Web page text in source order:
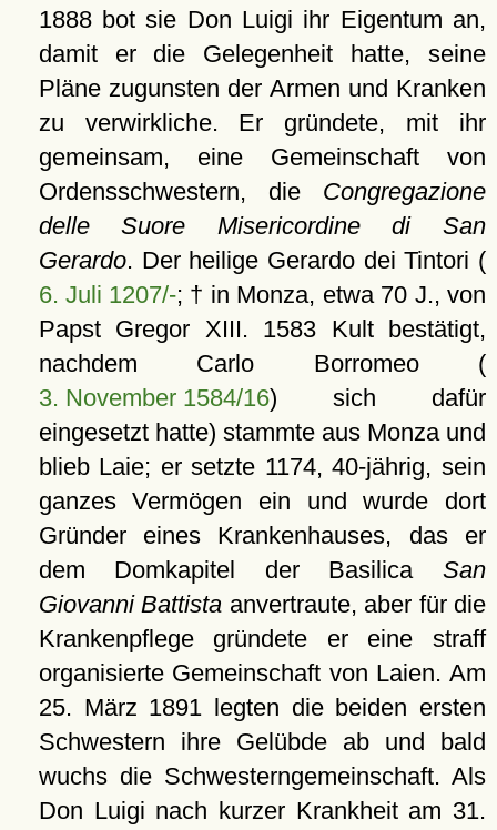
1888 bot sie Don Luigi ihr Eigentum an,
damit er die Gelegenheit hatte, seine
Pläne zugunsten der Armen und Kranken
zu verwirkliche. Er gründete, mit ihr
gemeinsam, eine Gemeinschaft von
Ordensschwestern, die Congregazione
delle Suore Misericordine di San
Gerardo. Der heilige Gerardo dei Tintori (
6. Juli 1207/-; † in Monza, etwa 70 J., von
Papst Gregor XIII. 1583 Kult bestätigt,
nachdem Carlo Borromeo (
3. November 1584/16) sich dafür
eingesetzt hatte) stammte aus Monza und
blieb Laie; er setzte 1174, 40-jährig, sein
ganzes Vermögen ein und wurde dort
Gründer eines Krankenhauses, das er
dem Domkapitel der Basilica San
Giovanni Battista anvertraute, aber für die
Krankenpflege gründete er eine straff
organisierte Gemeinschaft von Laien. Am
25. März 1891 legten die beiden ersten
Schwestern ihre Gelübde ab und bald
wuchs die Schwesterngemeinschaft. Als
Don Luigi nach kurzer Krankheit am 31.